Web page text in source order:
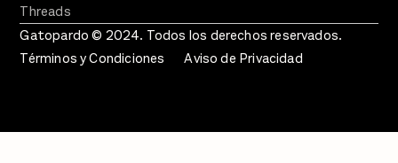
Threads
Gatopardo © 2024. Todos los derechos reservados.
Términos y Condiciones
Aviso de Privacidad